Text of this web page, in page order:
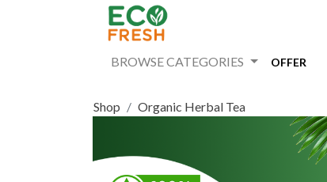
BROWSE CATEGORIES OFFER
Shop Organic Herbal Tea